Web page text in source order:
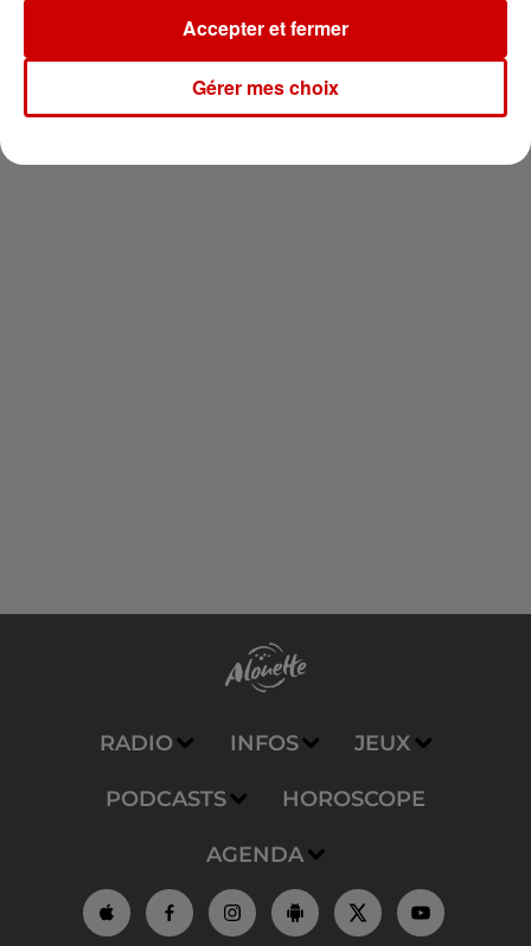
Newsletter
RADIO INFOS JEUX
PODCASTS HOROSCOPE
AGENDA
Gérer mes choix
Accepter et fermer